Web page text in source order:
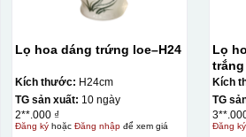
Lọ hoa dáng trứng loe–H24
Kích thước: H24cm
TG sản xuất: 10 ngày
2**.000 ₫
Đăng kýhoặc Đăng nhậpđể xem giá
Lọ
trắng
Kích
TG
Đăng ký